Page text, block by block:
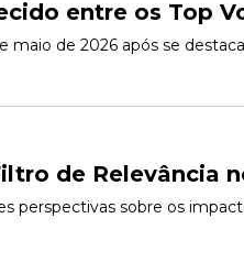
entre os Top
maio de 2026 após se
de Relevância
perspectivas sobre os